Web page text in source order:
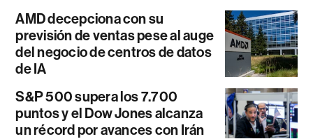
AMD decepciona con su
previsión de ventas pese al auge
del negocio de centros de datos
de IA
S&P 500 supera los 7.700
puntos y el Dow Jones alcanza
un récord por avances con Irán